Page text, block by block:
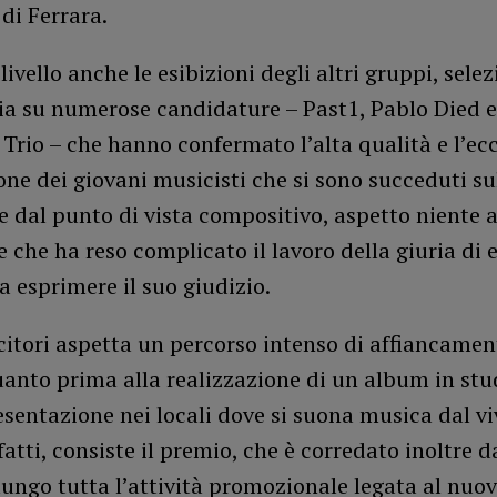
Ferrara.
anche le esibizioni degli altri gruppi,
su numerose candidature – Past1, Pablo Died
– che hanno confermato l’alta qualità e
dei giovani musicisti che si sono succeduti
dal punto di vista compositivo, aspetto niente
che ha reso complicato il lavoro della giuria di
esprimere il suo giudizio.
aspetta un percorso intenso di
prima alla realizzazione di un album in
nei locali dove si suona musica dal
consiste il premio, che è corredato inoltre
tutta l’attività promozionale legata al